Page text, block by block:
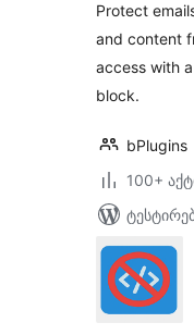
Protect
and content
access with
block.
bPlugins
100+